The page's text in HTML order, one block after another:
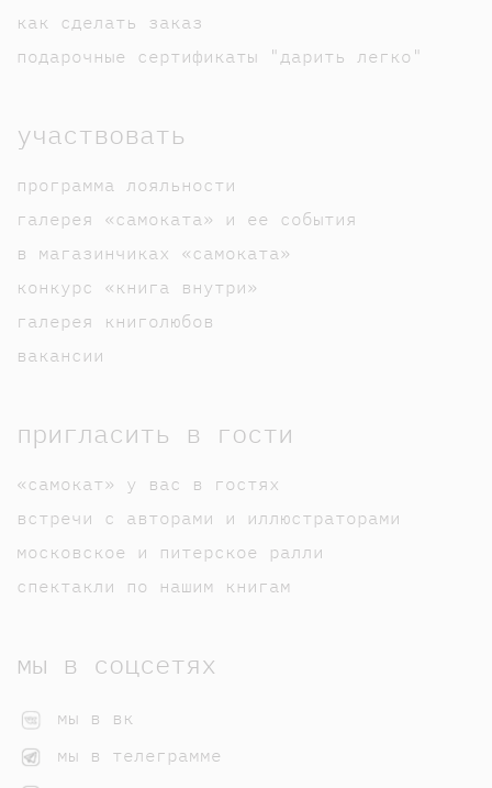
как сделать заказ
подарочные сертификаты "дарить легко"
участвовать
программа лояльности
галерея «самоката» и ее события
в магазинчиках «самоката»
конкурс «книга внутри»
галерея книголюбов
вакансии
пригласить в гости
«самокат» у вас в гостях
встречи с авторами и иллюстраторами
московское и питерское ралли
спектакли по нашим книгам
мы в соцсетях
мы в вк
мы в телеграмме